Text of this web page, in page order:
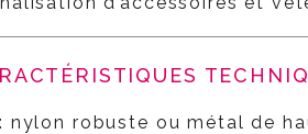
nylon robuste ou métal de